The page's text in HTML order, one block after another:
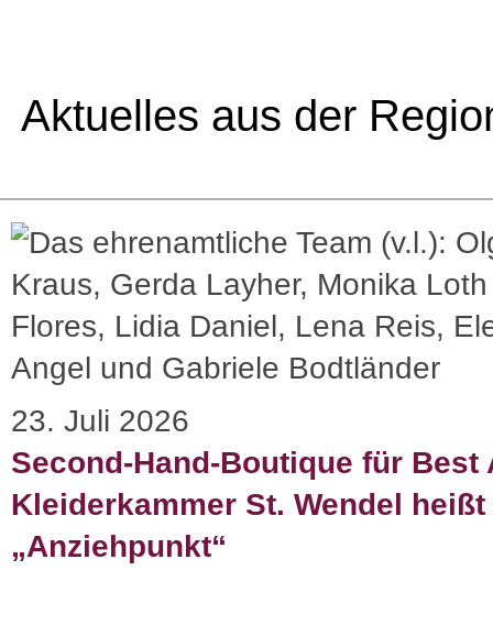
Aktuelles aus der
23. Juli 2026
Second-Hand-Boutique für Best
Kleiderkammer St. Wendel
„Anziehpunkt“